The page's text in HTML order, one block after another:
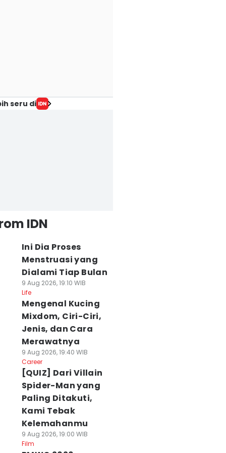
seru di
IDN
Ini Dia Proses
Menstruasi yang
Dialami Tiap Bulan
9 Aug 2026, 19:10 WIB
Life
Mengenal Kucing
Mixdom, Ciri-Ciri,
Jenis, dan Cara
Merawatnya
9 Aug 2026, 19:40 WIB
Career
[QUIZ] Dari Villain
Spider-Man yang
Paling Ditakuti,
Kami Tebak
Kelemahanmu
9 Aug 2026, 19:00 WIB
Film